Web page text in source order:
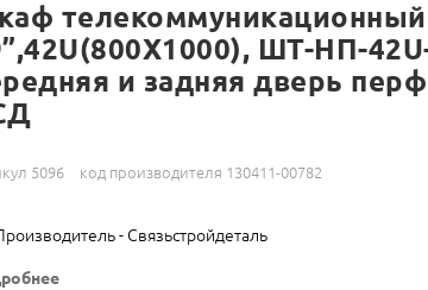
ШТ-НП-
и задняя дверь
5096 код производителя 130411-00782
- Связьстройдеталь